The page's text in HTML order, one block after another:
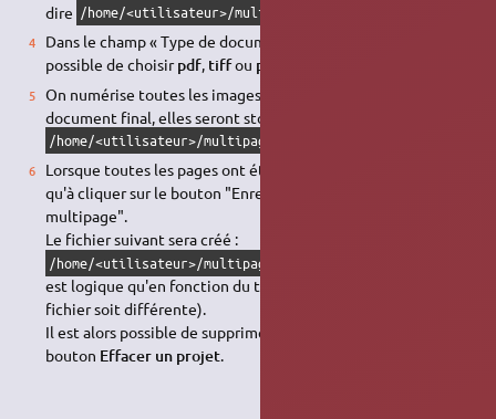
dire /home/<utilisateur>/multipageproject
Dans le champ « Type de document multipage » il est
possible de choisirpdf, tiffou postScript
On numérise toutes les images qui constitueront le
document final, elles seront stockées dans le répertoire
/home/<utilisateur>/multipageproject
Lorsque toutes les pages ont été numérisées, il ne reste plus
qu'à cliquer sur le bouton "Enregistrement du document
multipage".
Le fichier suivant sera créé :
/home/<utilisateur>/multipageproject.pdf
est logique qu'en fonction du type de travail l'extension du
fichier soit différente).
Il est alors possible de supprimer le projet en cliquant sur le
bouton Effacer un projet.